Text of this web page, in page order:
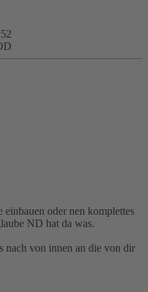
einbauen oder nen komplettes
ND hat da was.
nach von innen an die von dir